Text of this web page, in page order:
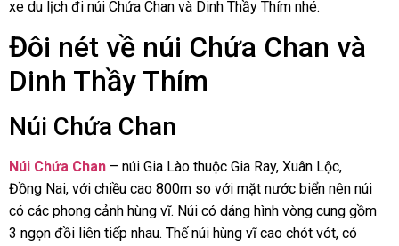
xe du lịch đi núi Chứa Chan và Dinh Thầy Thím nhé.
Đôi nét về núi Chứa Chan và
Dinh Thầy Thím
Núi Chứa Chan
Núi Chứa Chan – núi Gia Lào thuộc Gia Ray, Xuân Lộc,
Đồng Nai, với chiều cao 800m so với mặt nước biển nên núi
có các phong cảnh hùng vĩ. Núi có dáng hình vòng cung gồm
3 ngọn đồi liên tiếp nhau. Thế núi hùng vĩ cao chót vót, có